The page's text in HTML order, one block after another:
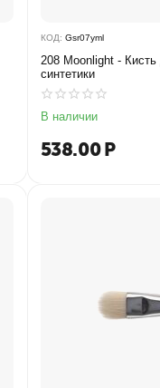
КОД: Gsr07yml
208 Moonlight -
синтетики
В наличии
538.00Р